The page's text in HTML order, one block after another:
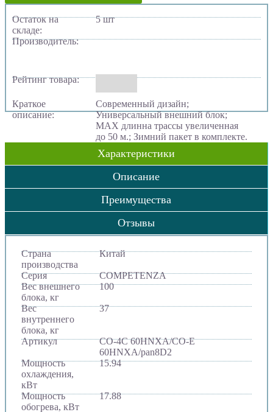
Остаток на
складе:
5 шт
Производитель:
Рейтинг товара:
Краткое
описание:
Современный дизайн;
Универсальный внешний блок;
MAX длинна трассы увеличенная
до 50 м.; Зимний пакет в комплекте.
Характеристики
Описание
Преимущества
Отзывы
Страна
производства
Китай
Серия
COMPETENZA
Вес внешнего
блока, кг
100
Вес
внутреннего
блока, кг
37
Артикул
CO-4C 60HNXA/CO-E
60HNXA/pan8D2
Мощность
охлаждения,
кВт
15.94
Мощность
обогрева, кВт
17.88